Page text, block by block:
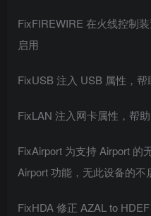
FixFIREWIRE 在火线控制
启用
FixUSB 注入 USB 属性，
FixLAN 注入网卡属性，帮
FixAirport 为支持 Airport 的
Airport 功能，无此设备的不
FixHDA 修正 AZAL to